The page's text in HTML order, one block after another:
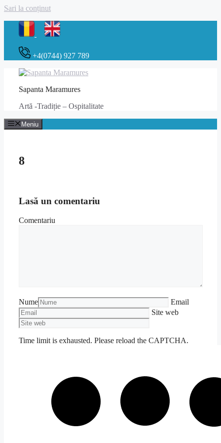
Sari la conținut
+4(0744) 927 789
Sapanta Maramures
Artă -Tradiție – Ospitalitate
Meniu
8
Lasă un comentariu
Comentariu
Nume
Email
Site web
Time limit is exhausted. Please reload the CAPTCHA.